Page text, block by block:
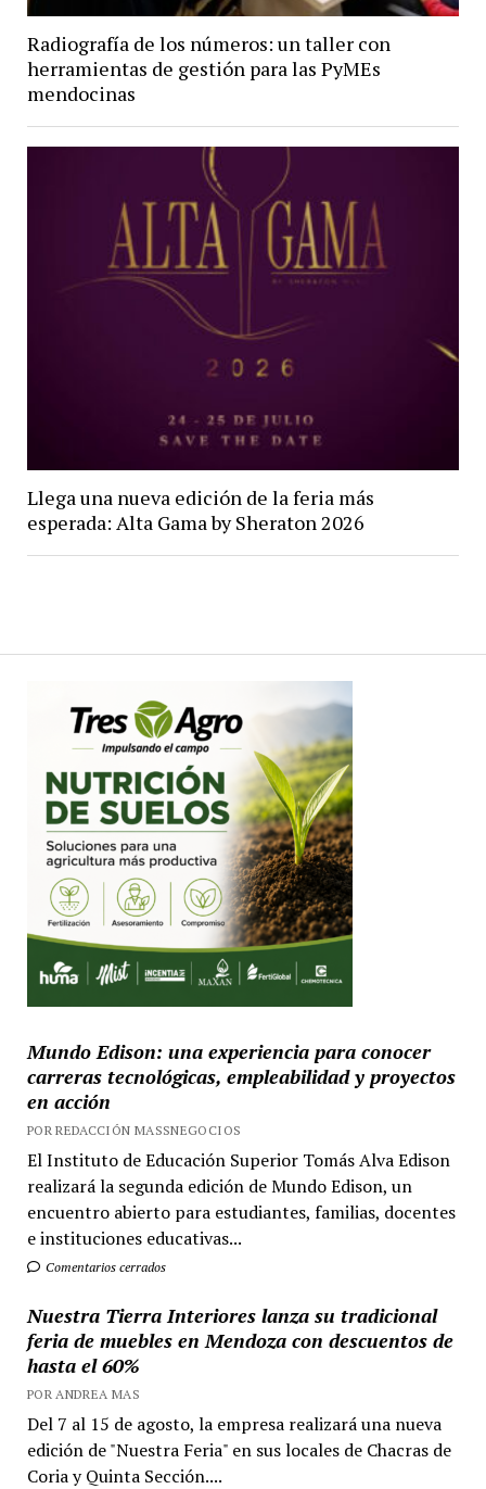
Radiografía de los números: un taller con
herramientas de gestión para las PyMEs
mendocinas
Llega una nueva edición de la feria más
esperada: Alta Gama by Sheraton 2026
Mundo Edison: una experiencia para conocer
carreras tecnológicas, empleabilidad y proyectos
en acción
POR REDACCIÓN MASSNEGOCIOS
El Instituto de Educación Superior Tomás Alva Edison
realizará la segunda edición de Mundo Edison, un
encuentro abierto para estudiantes, familias, docentes
e instituciones educativas...
Comentarios cerrados
Nuestra Tierra Interiores lanza su tradicional
feria de muebles en Mendoza con descuentos de
hasta el 60%
POR ANDREA MAS
Del 7 al 15 de agosto, la empresa realizará una nueva
edición de "Nuestra Feria" en sus locales de Chacras de
Coria y Quinta Sección....